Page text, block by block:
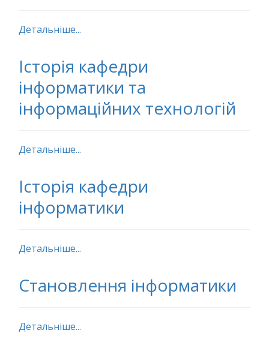
Детальніше...
Історія кафедри
інформатики та
інформаційних технологій
Детальніше...
Історія кафедри
інформатики
Детальніше...
Становлення інформатики
Детальніше...